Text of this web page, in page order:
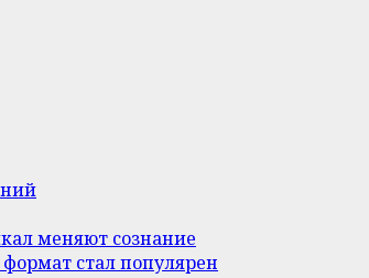
меняют сознание
стал популярен